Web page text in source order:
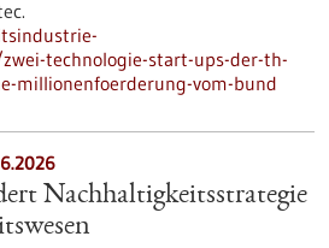
technologie-start-ups-der-th-
millionenfoerderung-vom-bund
Nachhaltigkeitsstrategie